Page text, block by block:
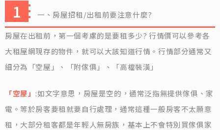
一、房屋招租/出租前要注意什麼?
房屋在出租前，第一個考慮的是要租多少? 行情價可以參考各
大租屋網現存的物件，就可以大該知道行情。行情部分通常又
細分為「空屋」、「附傢俱」、「高檔裝潢」
「空屋」 :如文字意思，房屋是空的，通常泛指無提供傢俱、家
電。等於房客要租就要自行處理，通常這種一般房客不太願意
租，大部分租客都是年輕人無房族，基本上不會特別買傢俱家